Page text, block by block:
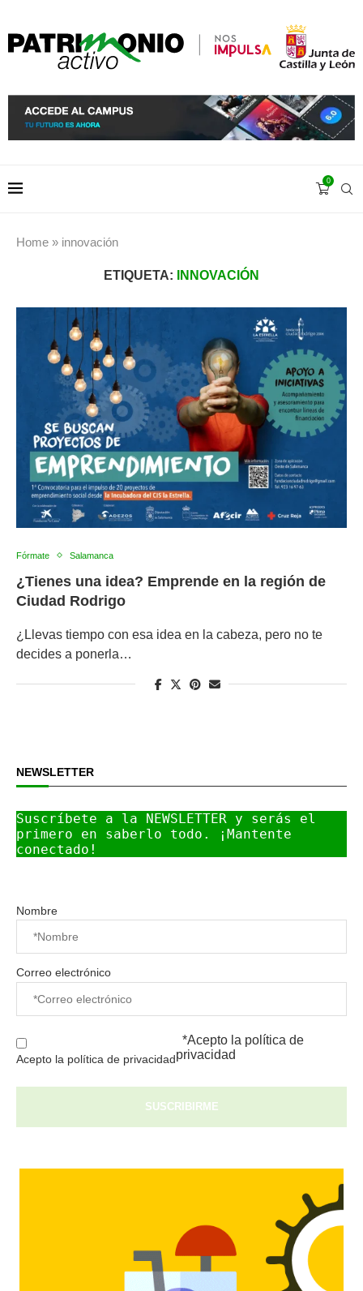
0
Home » innovación
ETIQUETA: INNOVACIÓN
Fórmate Salamanca
¿Tienes una idea? Emprende en la región de
Ciudad Rodrigo
¿Llevas tiempo con esa idea en la cabeza, pero no te
decides a ponerla…
NEWSLETTER
Suscríbete a la NEWSLETTER y serás el
primero en saberlo todo. ¡Mantente
conectado!
Nombre
Correo electrónico
Acepto la política de privacidad
*Acepto la política de
privacidad